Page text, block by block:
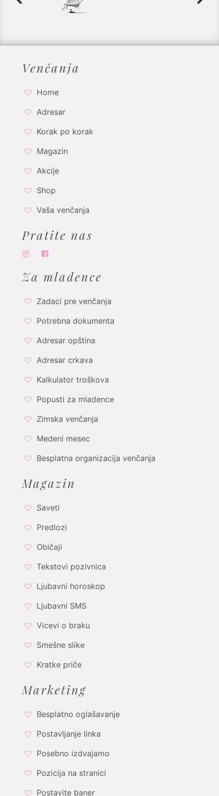
Venčanja
Home
Adresar
Korak po korak
Magazin
Akcije
Shop
Vaša venčanja
Pratite nas
Za mladence
Zadaci pre venčanja
Potrebna dokumenta
Adresar opština
Adresar crkava
Kalkulator troškova
Popusti za mladence
Zimska venčanja
Medeni mesec
Besplatna organizacija venčanja
Magazin
Saveti
Predlozi
Običaji
Tekstovi pozivnica
Ljubavni horoskop
Ljubavni SMS
Vicevi o braku
Smešne slike
Kratke priče
Marketing
Besplatno oglašavanje
Postavljanje linka
Posebno izdvajamo
Pozicija na stranici
Postavite baner